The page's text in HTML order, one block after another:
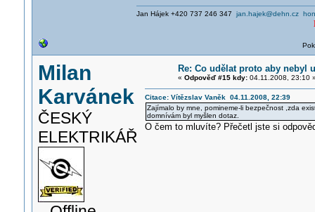
Jan Hájek +420 737 246 347 jan.hajek@dehn.cz
Milan
Karvánek
ČESKÝ
ELEKTRIKÁŘ
Re: Co udělat proto aby nebyl
« Odpověď #15 kdy:04.11.2008, 23:10
Citace: Vítězslav Vaněk 04.11.2008, 22:39
Zajímalo by mne, pomineme-li bezpečnost ,zda
domnívám byl myšlen dotaz.
O čem to mluvíte? Přečetl jste si